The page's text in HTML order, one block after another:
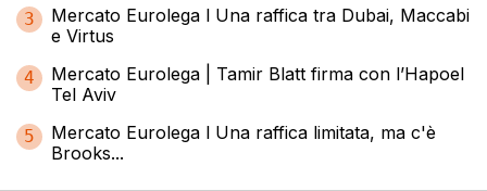
3
Mercato Eurolega l Una raffica tra Dubai, Maccabi
e Virtus
4
Mercato Eurolega | Tamir Blatt firma con l’Hapoel
Tel Aviv
5
Mercato Eurolega l Una raffica limitata, ma c'è
Brooks...